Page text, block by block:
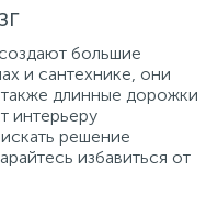
большие
и сантехнике, они
длинные дорожки
интерьеру
решение
избавиться от